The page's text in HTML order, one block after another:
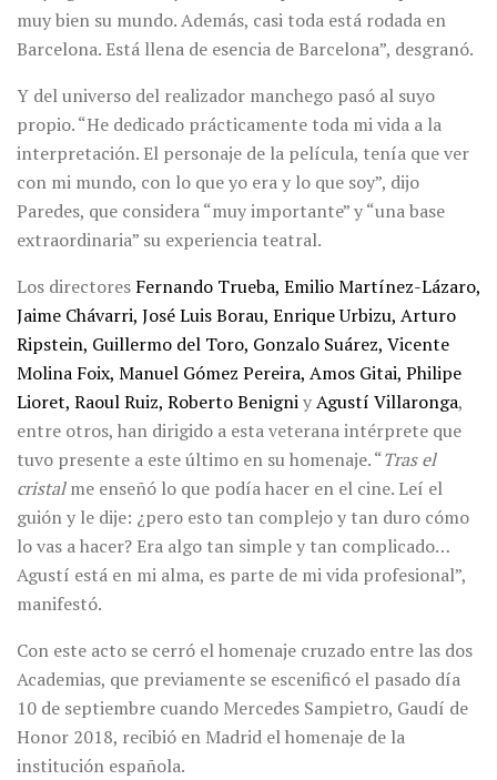
muy bien su mundo. Además, casi toda está rodada en
Barcelona. Está llena de esencia de Barcelona”, desgranó.
Y del universo del realizador manchego pasó al suyo
propio. “He dedicado prácticamente toda mi vida a la
interpretación. El personaje de la película, tenía que ver
con mi mundo, con lo que yo era y lo que soy”, dijo
Paredes, que considera “muy importante” y “una base
extraordinaria” su experiencia teatral.
Los directores Fernando Trueba, Emilio Martínez-Lázaro,
Jaime Chávarri, José Luis Borau, Enrique Urbizu, Arturo
Ripstein, Guillermo del Toro, Gonzalo Suárez, Vicente
Molina Foix, Manuel Gómez Pereira, Amos Gitai, Philipe
Lioret, Raoul Ruiz, Roberto BenigniyAgustí Villaronga,
entre otros, han dirigido a esta veterana intérprete que
tuvo presente a este último en su homenaje. “Tras el
cristalme enseñó lo que podía hacer en el cine. Leí el
guión y le dije: ¿pero esto tan complejo y tan duro cómo
lo vas a hacer? Era algo tan simple y tan complicado…
Agustí está en mi alma, es parte de mi vida profesional”,
manifestó.
Con este acto se cerró el homenaje cruzado entre las dos
Academias, que previamente se escenificó el pasado día
10 de septiembre cuando Mercedes Sampietro, Gaudí de
Honor 2018, recibió en Madrid el homenaje de la
institución española.